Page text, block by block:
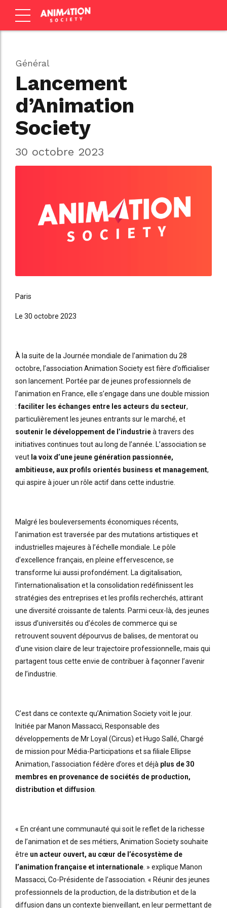
Général
Lancement
d’Animation
Society
30 octobre 2023
Paris
Le 30 octobre 2023
À la suite de la Journée mondiale de l’animation du 28
octobre, l’association Animation Society est fière d’officialiser
son lancement. Portée par de jeunes professionnels de
l’animation en France, elle s’engage dans une double mission
:faciliter les échanges entre les acteurs du secteur,
particulièrement les jeunes entrants sur le marché, et
soutenir le développement de l’industrieà travers des
initiatives continues tout au long de l’année. L’association se
veut la voix d’une jeune génération passionnée,
ambitieuse, aux profils orientés business et management,
qui aspire à jouer un rôle actif dans cette industrie.
Malgré les bouleversements économiques récents,
l’animation est traversée par des mutations artistiques et
industrielles majeures à l’échelle mondiale. Le pôle
d’excellence français, en pleine effervescence, se
transforme lui aussi profondément. La digitalisation,
l’internationalisation et la consolidation redéfinissent les
stratégies des entreprises et les profils recherchés, attirant
une diversité croissante de talents. Parmi ceux-là, des jeunes
issus d’universités ou d’écoles de commerce qui se
retrouvent souvent dépourvus de balises, de mentorat ou
d’une vision claire de leur trajectoire professionnelle, mais qui
partagent tous cette envie de contribuer à façonner l’avenir
de l’industrie.
C’est dans ce contexte qu’Animation Society voit le jour.
Initiée par Manon Massacci, Responsable des
développements de Mr Loyal (Circus) et Hugo Sallé, Chargé
de mission pour Média-Participations et sa filiale Ellipse
Animation, l’association fédère d’ores et déjà plus de 30
membres en provenance de sociétés de production,
distribution et diffusion.
« En créant une communauté qui soit le reflet de la richesse
de l’animation et de ses métiers, Animation Society souhaite
être un acteur ouvert, au cœur de l’écosystème de
l’animation française et internationale. » explique Manon
Massacci, Co-Présidente de l’association. « Réunir des jeunes
professionnels de la production, de la distribution et de la
diffusion dans un contexte bienveillant, en leur permettant de